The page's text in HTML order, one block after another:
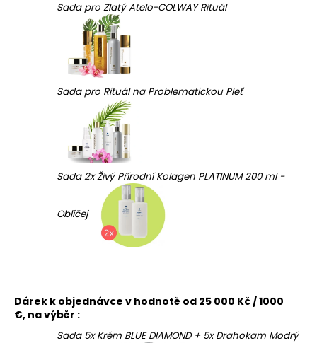
Sada pro Zlatý Atelo-COLWAY Rituál
Sada pro Rituál na Problematickou Pleť
Sada 2x Živý Přírodní Kolagen PLATINUM 200 ml -
Obličej
Dárek k objednávce v hodnotě od 25 000 Kč / 1000
€, na výběr :
Sada 5x Krém BLUE DIAMOND + 5x Drahokam Modrý